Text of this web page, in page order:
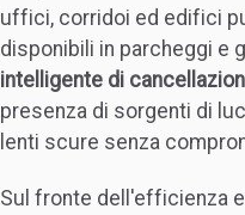
uffici, corridoi ed edifici
disponibili in parcheggi e
intelligente di
presenza di sorgenti di
lenti scure senza
Sul fronte dell'efficienza